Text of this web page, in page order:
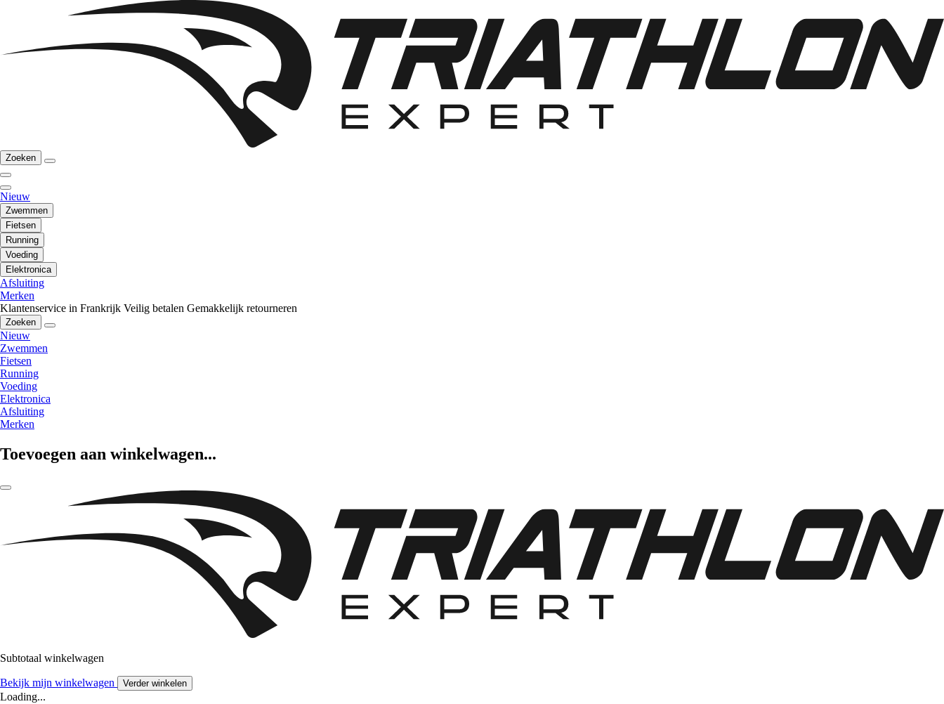
Zoeken
Nieuw
Zwemmen
Fietsen
Running
Voeding
Elektronica
Afsluiting
Merken
Klantenservice in Frankrijk Veilig betalen Gemakkelijk retourneren
Zoeken
Nieuw
Zwemmen
Fietsen
Running
Voeding
Elektronica
Afsluiting
Merken
Toevoegen aan winkelwagen...
Subtotaal winkelwagen
Bekijk mijn winkelwagen Verder winkelen
Loading...